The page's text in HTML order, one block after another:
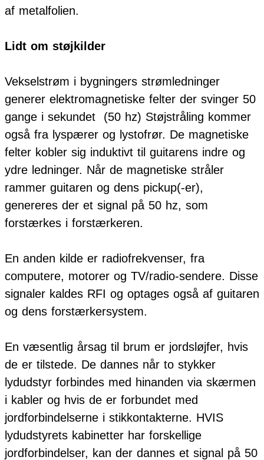
af metalfolien.
Lidt om støjkilder
Vekselstrøm i bygningers strømledninger
generer elektromagnetiske felter der svinger 50
gange i sekundet
(50 hz) Støjstråling kommer
også fra lyspærer og lystofrør. De magnetiske
felter kobler sig induktivt til guitarens indre og
ydre ledninger. Når de magnetiske stråler
rammer guitaren og dens pickup(-er),
genereres der et signal på 50 hz, som
forstærkes i forstærkeren.
En anden kilde er radiofrekvenser, fra
computere, motorer og TV/radio-sendere. Disse
signaler kaldes RFI og optages også af guitaren
og dens forstærkersystem.
En væsentlig årsag til brum er jordsløjfer, hvis
de er tilstede. De dannes når to stykker
lydudstyr forbindes med hinanden via skærmen
i kabler og hvis de er forbundet med
jordforbindelserne i stikkontakterne. HVIS
lydudstyrets kabinetter har forskellige
jordforbindelser, kan der dannes et signal på 50